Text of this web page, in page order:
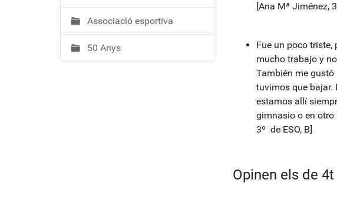
[Ana Mª Jiménez,
Fue un poco triste,
mucho trabajo y
También me
tuvimos que bajar.
estamos allí
gimnasio o en otro
3º de ESO, B]
Opinen els de 4t
Associació esportiva
50 Anys